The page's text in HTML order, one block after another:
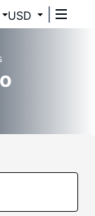
USD